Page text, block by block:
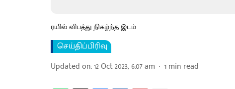
ரயில் விபத்து நிகழ்ந்த இடம்
செய்திப்பிரிவு
Updated on:12 Oct 2023, 6:07 am 1min read